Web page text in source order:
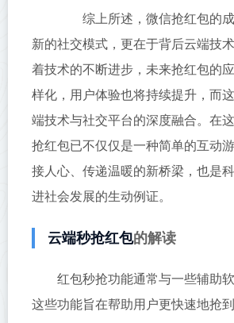
综上所述，微信抢红包的成
新的社交模式，更在于背后云端技
着技术的不断进步，未来抢红包的
样化，用户体验也将持续提升，而
端技术与社交平台的深度融合。在
抢红包已不仅仅是一种简单的互动
接人心、传递温暖的新桥梁，也是
进社会发展的生动例证。
云端秒抢红包的解读
红包秒抢功能通常与一些辅助
这些功能旨在帮助用户更快速地抢